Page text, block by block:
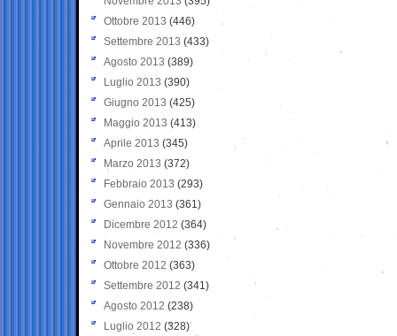
Ottobre 2013 (446)
Settembre 2013 (433)
Agosto 2013 (389)
Luglio 2013 (390)
Giugno 2013 (425)
Maggio 2013 (413)
Aprile 2013 (345)
Marzo 2013 (372)
Febbraio 2013 (293)
Gennaio 2013 (361)
Dicembre 2012 (364)
Novembre 2012 (336)
Ottobre 2012 (363)
Settembre 2012 (341)
Agosto 2012 (238)
Luglio 2012 (328)